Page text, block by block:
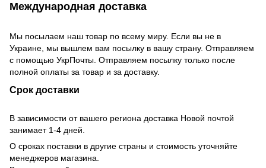
Международная доставка
Мы посылаем наш товар по всему миру. Если вы не в
Украине, мы вышлем вам посылку в вашу страну. Отправляем
с помощью УкрПочты. Отправляем посылку только после
полной оплаты за товар и за доставку.
Срок доставки
В зависимости от вашего региона доставка Новой почтой
занимает 1-4 дней.
О сроках поставки в другие страны и стоимость уточняйте
менеджеров магазина.